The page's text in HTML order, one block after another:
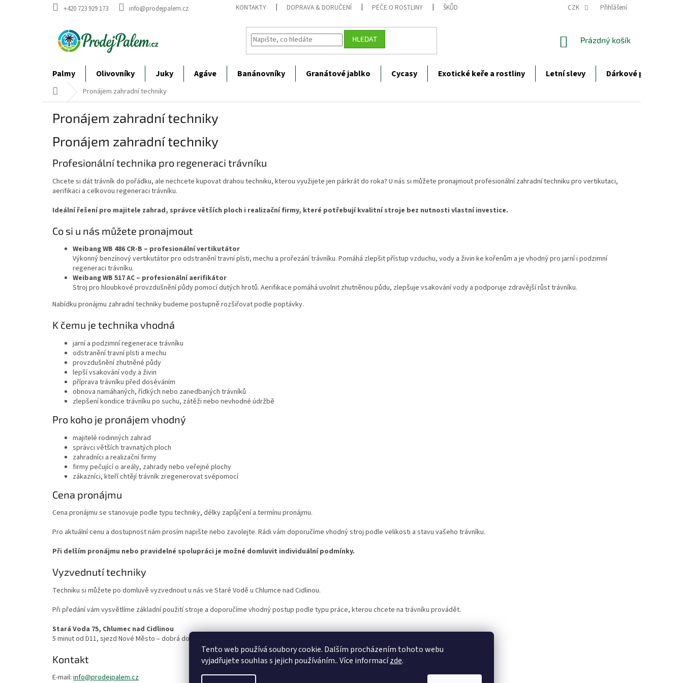
Tento web používá soubory cookie. Dalším procházením tohoto webu
vyjadřujete souhlas s jejich používáním.. Více informacízde.
+420 723 929 173 info@prodejpalem.cz KONTAKTY DOPRAVA & DORUČENÍ PÉČE O ROSTLINY ŠKŮDCI ROSTLIN ZIMNÍ OCHRANA ROSTLIN OBCHODNÍ PODMÍNKY
CZK Přihlášení
HLEDAT
NÁKUPNÍ
Prázdný košík
Palmy Olivovníky Juky Agáve Banánovníky Granátové jablko Cycasy Exotické keře a rostliny Letní slevy Dárkové poukazy
Domů Pronájem zahradní techniky
Pronájem zahradní techniky
Pronájem zahradní techniky
Profesionální technika pro regeneraci trávníku
Chcete si dát trávník do pořádku, ale nechcete kupovat drahou techniku, kterou využijete jen párkrát do roka? U nás si můžete pronajmout profesionální zahradní techniku pro vertikutaci,
aerifikaci a celkovou regeneraci trávníku.
Ideální řešení pro majitele zahrad, správce větších ploch i realizační firmy, které potřebují kvalitní stroje bez nutnosti vlastní investice.
Co si u nás můžete pronajmout
Weibang WB 486 CR-B – profesionální vertikutátor
Výkonný benzínový vertikutátor pro odstranění travní plsti, mechu a prořezání trávníku. Pomáhá zlepšit přístup vzduchu, vody a živin ke kořenům a je vhodný pro jarní i podzimní
regeneraci trávníku.
Weibang WB 517 AC – profesionální aerifikátor
Stroj pro hloubkové provzdušnění půdy pomocí dutých hrotů. Aerifikace pomáhá uvolnit zhutněnou půdu, zlepšuje vsakování vody a podporuje zdravější růst trávníku.
Nabídku pronájmu zahradní techniky budeme postupně rozšiřovat podle poptávky.
K čemu je technika vhodná
jarní a podzimní regenerace trávníku
odstranění travní plsti a mechu
provzdušnění zhutněné půdy
lepší vsakování vody a živin
příprava trávníku před doséváním
obnova namáhaných, řídkých nebo zanedbaných trávníků
zlepšení kondice trávníku po suchu, zátěži nebo nevhodné údržbě
Pro koho je pronájem vhodný
majitelé rodinných zahrad
správci větších travnatých ploch
zahradníci a realizační firmy
firmy pečující o areály, zahrady nebo veřejné plochy
zákazníci, kteří chtějí trávník zregenerovat svépomocí
Cena pronájmu
Cena pronájmu se stanovuje podle typu techniky, délky zapůjčení a termínu pronájmu.
Pro aktuální cenu a dostupnost nám prosím napište nebo zavolejte. Rádi vám doporučíme vhodný stroj podle velikosti a stavu vašeho trávníku.
Při delším pronájmu nebo pravidelné spolupráci je možné domluvit individuální podmínky.
Vyzvednutí techniky
Techniku si můžete po domluvě vyzvednout u nás ve Staré Vodě u Chlumce nad Cidlinou.
Při předání vám vysvětlíme základní použití stroje a doporučíme vhodný postup podle typu práce, kterou chcete na trávníku provádět.
Stará Voda 75, Chlumec nad Cidlinou
5 minut od D11, sjezd Nové Město – dobrá dostupnost z Hradce Králové, Pardubic, Kolína, Poděbrad i okolí.
Kontakt
E-mail: info@prodejpalem.cz